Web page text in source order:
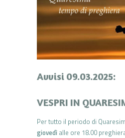
LOGIN
Avvisi 09.03.2025:
VESPRI IN
Per tutto il periodo di
giovedì alle ore 18.00